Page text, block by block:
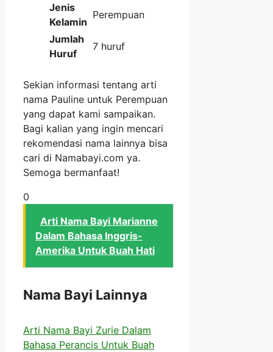
Jenis
Kelamin
Perempuan
Jumlah
Huruf
7 huruf
Sekian informasi tentang arti
nama Pauline untuk Perempuan
yang dapat kami sampaikan.
Bagi kalian yang ingin mencari
rekomendasi nama lainnya bisa
cari di Namabayi.com ya.
Semoga bermanfaat!
0
Arti Nama Bayi Marianne
Dalam Bahasa Inggris-
Amerika Untuk Buah Hati
Nama Bayi Lainnya
Arti Nama Bayi Zurie Dalam
Bahasa Perancis Untuk Buah